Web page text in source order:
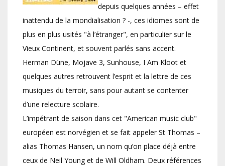
depuis quelques années – effet
inattendu de la mondialisation ? -, ces idiomes sont de
plus en plus usités "à l’étranger", en particulier sur le
Vieux Continent, et souvent parlés sans accent.
Herman Düne, Mojave 3, Sunhouse, I Am Kloot et
quelques autres retrouvent l’esprit et la lettre de ces
musiques du terroir, sans pour autant se contenter
d’une relecture scolaire.
L’impétrant de saison dans cet "American music club"
européen est norvégien et se fait appeler St Thomas –
alias Thomas Hansen, un nom qu’on place déjà entre
ceux de Neil Young et de Will Oldham. Deux références